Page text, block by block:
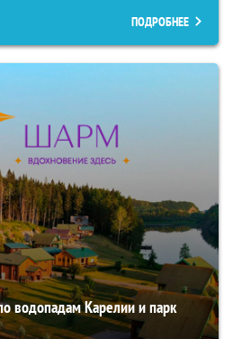
ПОДРОБНЕЕ
водопадам Карелии и парк